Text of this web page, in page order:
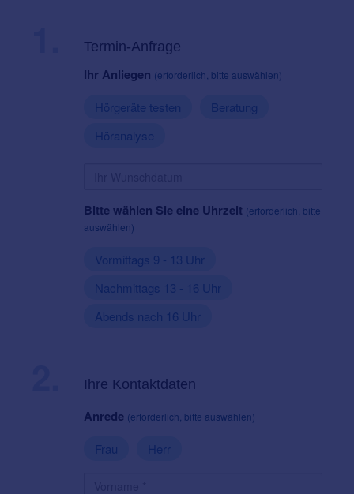
Termin-Anfrage
Ihr Anliegen (erforderlich, bitte auswählen)
Hörgeräte testen
Beratung
Höranalyse
Bitte wählen Sie eine Uhrzeit (erforderlich, bitte
auswählen)
Vormittags 9 - 13 Uhr
Nachmittags 13 - 16 Uhr
Abends nach 16 Uhr
Ihre Kontaktdaten
Anrede (erforderlich, bitte auswählen)
Frau Herr